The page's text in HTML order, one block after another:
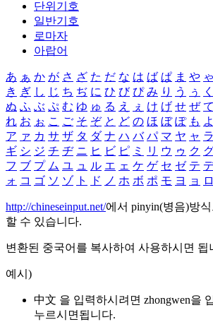
단위기호
일반기호
로마자
아랍어
あ ぁ か が さ ざ た だ な は ば ぱ ま や ゃ
き ぎ し じ ち ぢ に ひ び ぴ み り う ぅ く
ぬ ふ ぶ ぷ む ゆ ゅ る え ぇ け げ せ ぜ て
れ お ぉ こ ご そ ぞ と ど の ほ ぼ ぽ も よ
ア ァ カ サ ザ タ ダ ナ ハ バ パ マ ヤ ャ ラ
ギ シ ジ チ ヂ ニ ヒ ビ ピ ミ リ ウ ゥ ク
フ ブ プ ム ユ ュ ル エ ェ ケ ゲ セ ゼ テ
ォ コ ゴ ソ ゾ ト ド ノ ホ ボ ポ モ ヨ ョ ロ
http://chineseinput.net/에서 pinyin(병음)방
할 수 있습니다.
변환된 중국어를 복사하여 사용하시면 됩
예시)
中文 을 입력하시려면 zhongwen을
누르시면됩니다.